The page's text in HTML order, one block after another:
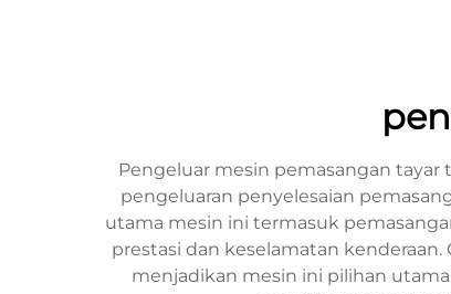
Pengeluar mesin pemasangan
pengeluaran penyelesaian
utama mesin ini termasuk
prestasi dan keselamatan
menjadikan mesin ini pilihan